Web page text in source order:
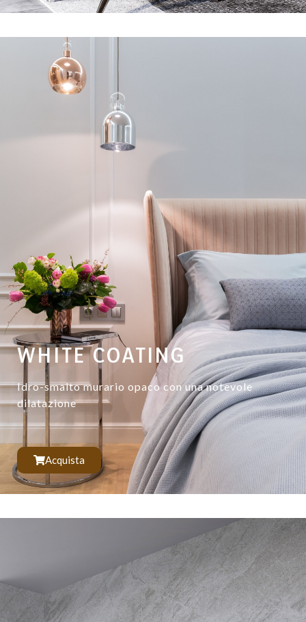
WHITE COATING
Idro-smalto murario opaco con una notevole
dilatazione
Acquista